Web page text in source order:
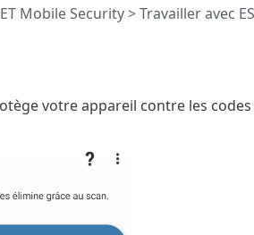
Mobile Security>Travailler avec
votre appareil contre les